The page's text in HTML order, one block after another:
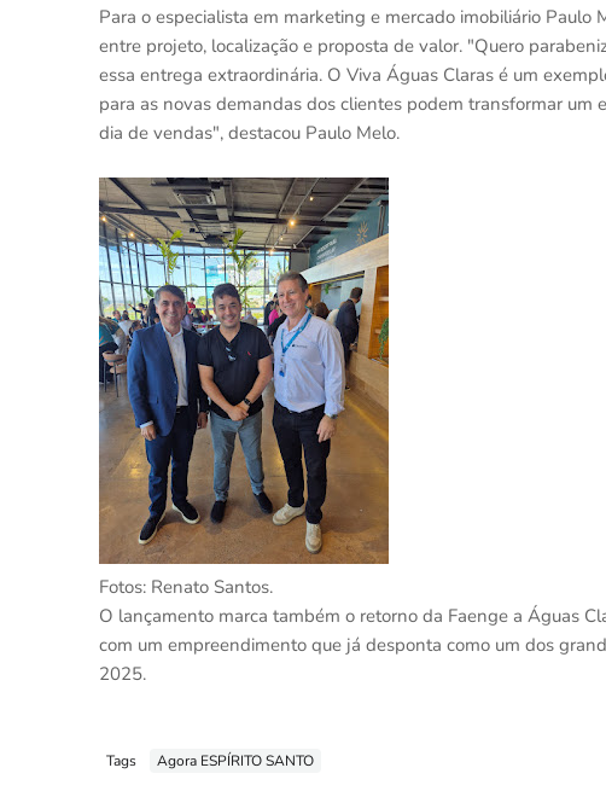
Para o especialista em marketing e mercado imobiliário
entre projeto, localização e proposta de valor. "Quero
essa entrega extraordinária. O Viva Águas Claras é um
para as novas demandas dos clientes podem transformar
dia de vendas", destacou Paulo Melo.
Fotos: Renato Santos.
O lançamento marca também o retorno da Faenge a Águas
com um empreendimento que já desponta como um dos
2025.
Tags Agora ESPÍRITO SANTO